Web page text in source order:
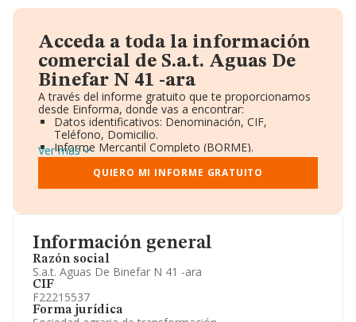
Información general
Razón social
S.a.t. Aguas De Binefar N 41 -ara
CIF
F22215537
Forma jurídica
Acceda a toda la información
comercial de S.a.t. Aguas De
Binefar N 41 -ara
A través del informe gratuito que te proporcionamos
desde Einforma, donde vas a encontrar:
Datos identificativos: Denominación, CIF,
Teléfono, Domicilio.
Informe Mercantil Completo (BORME).
Gráficos de Evolución Ventas y Empleados.
Consejo de Administración y Administradores.
Directivos y Ejecutivos.
Información oficial y registral complementaria.
Ver más
QUIERO MI INFORME GRATUITO